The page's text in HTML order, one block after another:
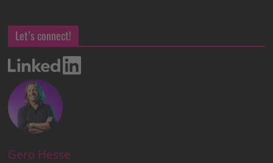
Let’s connect!
Gero Hesse